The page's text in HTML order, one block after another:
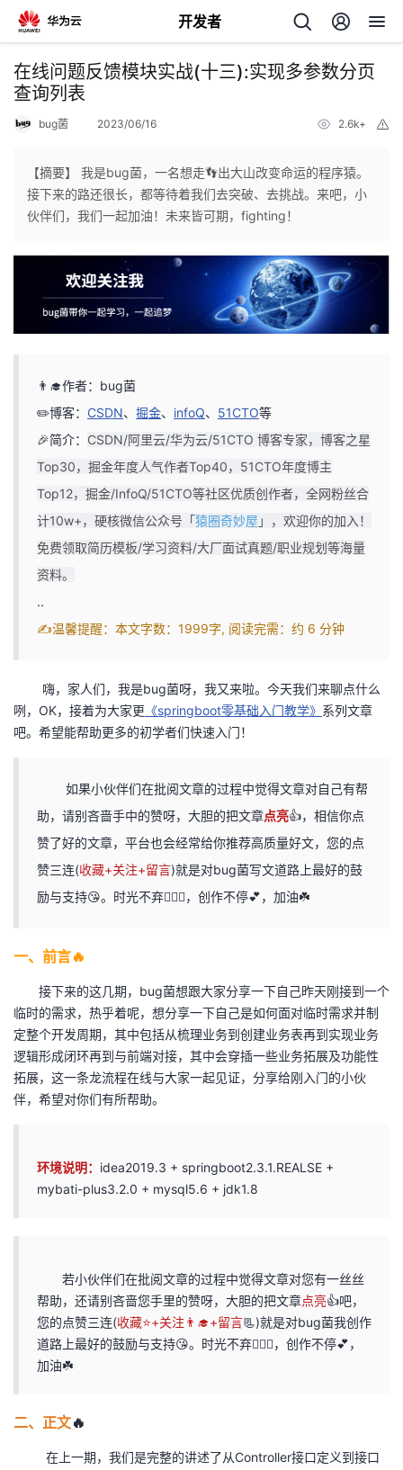
开发者
返
回
个
人
我
的
客
我
论
的
子
我
直
播
的
活
我
的
注
我
学
堂
的
程
我
认
的
我
藏
Programs
持
我
的
技
支
我
的
声
​在线问题反馈模块实战(十三)​:实现多参数分页
查询列表
bug菌 2023/06/16 2.6k+
【摘要】 我是bug菌，一名想走👣出大山改变命运的程序猿。
接下来的路还很长，都等待着我们去突破、去挑战。来吧，小
伙伴们，我们一起加油！未来皆可期，fighting！
👨‍🎓作者：bug菌
✏️博客： CSDN、 掘金、 infoQ、 51CTO等
🎉简介： CSDN/阿里云/华为云/51CTO 博客专家，博客之星
Top30，掘金年度人气作者Top40，51CTO年度博主
Top12，掘金/InfoQ/51CTO等社区优质创作者，全网粉丝合
计10w+，硬核微信公众号 「猿圈奇妙屋 」，欢迎你的加入！
免费领取简历模板/学习资料/大厂面试真题/职业规划等海量
资料。
..
✍️温馨提醒：本文字数：1999字, 阅读完需：约 6 分钟
嗨，家人们，我是bug菌呀，我又来啦。今天我们来聊点什么
咧，OK，接着为大家更 《springboot零基础入门教学》 系列文章
吧。希望能帮助更多的初学者们快速入门！
如果小伙伴们在批阅文章的过程中觉得文章对自己有帮
助，请别吝啬手中的赞呀，大胆的把文章点亮👍，相信你点
赞了好的文章，平台也会经常给你推荐高质量好文，您的点
赞三连(收藏+关注+留言)就是对bug菌写文道路上最好的鼓
励与支持😘。时光不弃🏃🏻‍♀️，创作不停💕，加油☘️
一、前言🔥
接下来的这几期，bug菌想跟大家分享一下自己昨天刚接到一个
临时的需求，热乎着呢，想分享一下自己是如何面对临时需求并制
定整个开发周期，其中包括从梳理业务到创建业务表再到实现业务
逻辑形成闭环再到与前端对接，其中会穿插一些业务拓展及功能性
拓展，这一条龙流程在线与大家一起见证，分享给刚入门的小伙
伴，希望对你们有所帮助。
环境说明： idea2019.3 + springboot2.3.1.REALSE +
mybati-plus3.2.0 + mysql5.6 + jdk1.8
若小伙伴们在批阅文章的过程中觉得文章对您有一丝丝
帮助，还请别吝啬您手里的赞呀，大胆的把文章点亮👍吧，
您的点赞三连(收藏⭐️+关注👨‍🎓+留言📃)就是对bug菌我创作
道路上最好的鼓励与支持😘。时光不弃🏃🏻‍♀️，创作不停💕，
加油☘️
二、正文🔥
在上一期，我们是完整的讲述了从Controller接口定义到接口